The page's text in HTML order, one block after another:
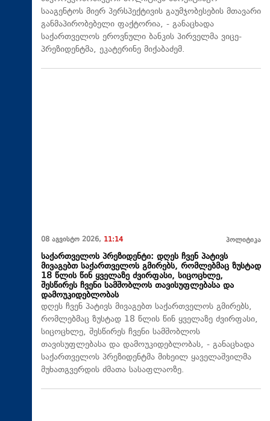
სააგენტოს მიერ პერსპექტივის გაუმჯობესების მთავარი
განმაპირობებელი ფაქტორია, - განაცხადა
საქართველოს ეროვნული ბანკის პირველმა ვიცე-
პრეზიდენტმა, ეკატერინე მიქაბაძემ.
08 აგვისტო 2026, 11:14 პოლიტიკა
საქართველოს პრეზიდენტი: დღეს ჩვენ პატივს
მივაგებთ საქართველოს გმირებს, რომლებმაც ზუსტად
18 წლის წინ ყველაზე ძვირფასი, სიცოცხლე,
შესწირეს ჩვენი სამშობლოს თავისუფლებასა და
დამოუკიდებლობას
დღეს ჩვენ პატივს მივაგებთ საქართველოს გმირებს,
რომლებმაც ზუსტად 18 წლის წინ ყველაზე ძვირფასი,
სიცოცხლე, შესწირეს ჩვენი სამშობლოს
თავისუფლებასა და დამოუკიდებლობას, - განაცხადა
საქართველოს პრეზიდენტმა მიხეილ ყაველაშვილმა
მუხათგვერდის ძმათა სასაფლაოზე.